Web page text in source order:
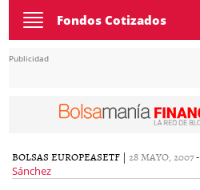
Toggle
navigation
Fondos Cotizados
Publicidad
BOLSAS EUROPEASETF | 28 MAYO, 2007-
Sánchez